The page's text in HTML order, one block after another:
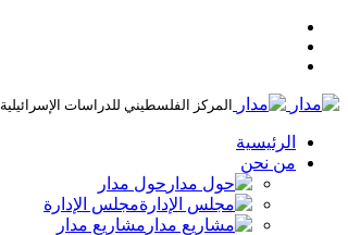
المركز الفلسطيني للدراسات الإسرائيلية
الرئيسية
من نحن
حول مدار
مجلس الإدارة
مشاريع مدار